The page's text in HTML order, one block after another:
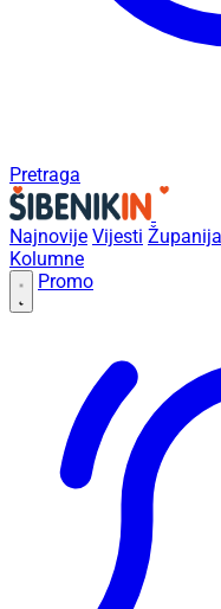
Pretraga
Najnovije Vijesti Županija
Kolumne
Promo